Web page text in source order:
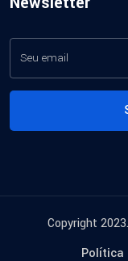
Copyright
Política